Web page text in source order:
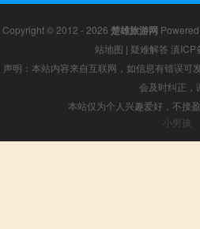
Copyright © 2012 - 2026 楚雄旅游网
站地图 | 疑难解答 滇ICP
声明：本站内容来自互联网，如信息有错误可
会及时纠正，
本站仅为个人兴趣爱好，不接
小男孩